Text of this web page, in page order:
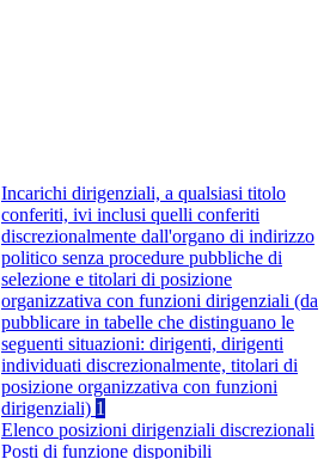
Incarichi dirigenziali, a qualsiasi titolo
conferiti, ivi inclusi quelli conferiti
discrezionalmente dall'organo di indirizzo
politico senza procedure pubbliche di
selezione e titolari di posizione
organizzativa con funzioni dirigenziali (da
pubblicare in tabelle che distinguano le
seguenti situazioni: dirigenti, dirigenti
individuati discrezionalmente, titolari di
posizione organizzativa con funzioni
dirigenziali) 1
Elenco posizioni dirigenziali discrezionali
Posti di funzione disponibili